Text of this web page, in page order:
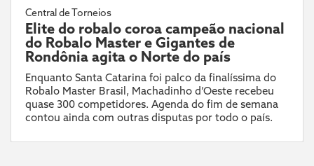
Central de Torneios
Elite do robalo coroa campeão nacional
do Robalo Master e Gigantes de
Rondônia agita o Norte do país
Enquanto Santa Catarina foi palco da finalíssima do
Robalo Master Brasil, Machadinho d’Oeste recebeu
quase 300 competidores. Agenda do fim de semana
contou ainda com outras disputas por todo o país.